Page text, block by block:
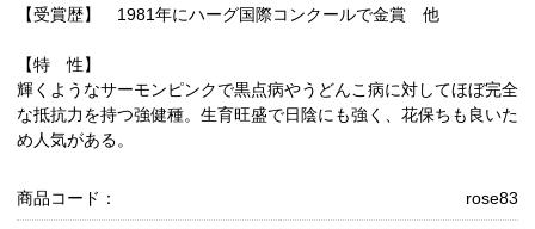
【受賞歴】 1981年にハーグ国際コンクールで金賞 他
【特 性】
輝くようなサーモンピンクで黒点病やうどんこ病に対してほぼ完全
な抵抗力を持つ強健種。生育旺盛で日陰にも強く、花保ちも良いた
め人気がある。
商品コード： rose83